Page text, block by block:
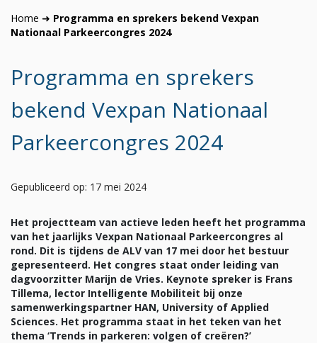
Home ➜ Programma en sprekers bekend Vexpan
Nationaal Parkeercongres 2024
Programma en sprekers
bekend Vexpan Nationaal
Parkeercongres 2024
Gepubliceerd op: 17 mei 2024
Het projectteam van actieve leden heeft het programma
van het jaarlijks Vexpan Nationaal Parkeercongres al
rond. Dit is tijdens de ALV van 17 mei door het bestuur
gepresenteerd. Het congres staat onder leiding van
dagvoorzitter Marijn de Vries. Keynote spreker is Frans
Tillema, lector Intelligente Mobiliteit bij onze
samenwerkingspartner HAN, University of Applied
Sciences. Het programma staat in het teken van het
thema ‘Trends in parkeren: volgen of creëren?’